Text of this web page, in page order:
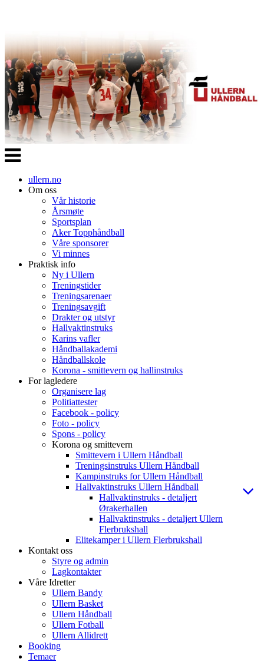
Veksle
navigasjon
ullern.no
Om oss
Vår historie
Årsmøte
Sportsplan
Aker Topphåndball
Våre sponsorer
Vi minnes
Praktisk info
Ny i Ullern
Treningstider
Treningsarenaer
Treningsavgift
Drakter og utstyr
Hallvaktinstruks
Karins vafler
Håndballakademi
Håndballskole
Korona - smittevern og hallinstruks
For lagledere
Organisere lag
Politiattester
Facebook - policy
Foto - policy
Spons - policy
Korona og smittevern
Smittevern i Ullern Håndball
Treningsinstruks Ullern Håndball
Kampinstruks for Ullern Håndball
Hallvaktinstruks Ullern Håndball
Hallvaktinstruks - detaljert
Ørakerhallen
Hallvaktinstruks - detaljert Ullern
Flerbrukshall
Elitekamper i Ullern Flerbrukshall
Kontakt oss
Styre og admin
Lagkontakter
Våre Idretter
Ullern Bandy
Ullern Basket
Ullern Håndball
Ullern Fotball
Ullern Allidrett
Booking
Temaer